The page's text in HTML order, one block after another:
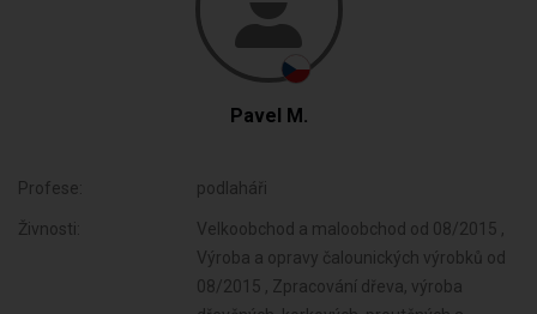
Pavel M.
Profese: podlaháři
Živnosti:
Velkoobchod a maloobchod od 08/2015 ,
Výroba a opravy čalounických výrobků od
08/2015 , Zpracování dřeva, výroba